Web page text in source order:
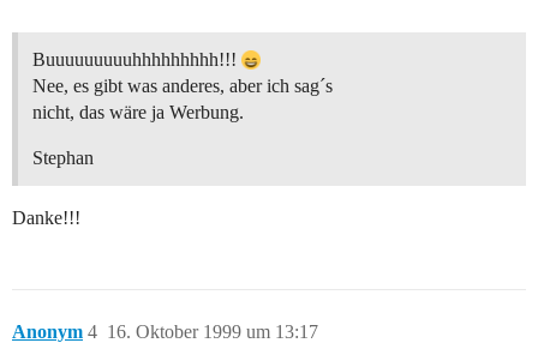
Buuuuuuuuuhhhhhhhhh!!!
Nee, es gibt was anderes, aber ich sag´s
nicht, das wäre ja Werbung.
Stephan
Danke!!!
Anonym 16. Oktober 1999 um 13:17
4